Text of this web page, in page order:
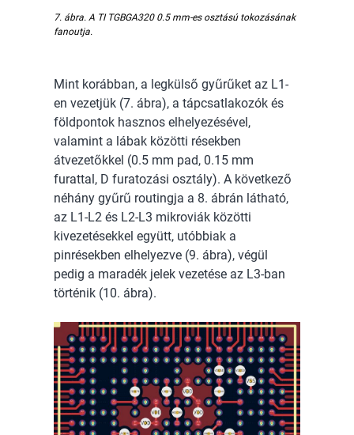
7. ábra. A TI TGBGA320 0.5 mm-es osztású tokozásának
fanoutja.
Mint korábban, a legkülső gyűrűket az L1-
en vezetjük (7. ábra), a tápcsatlakozók és
földpontok hasznos elhelyezésével,
valamint a lábak közötti résekben
átvezetőkkel (0.5 mm pad, 0.15 mm
furattal, D furatozási osztály). A következő
néhány gyűrű routingja a 8. ábrán látható,
az L1-L2 és L2-L3 mikroviák közötti
kivezetésekkel együtt, utóbbiak a
pinrésekben elhelyezve (9. ábra), végül
pedig a maradék jelek vezetése az L3-ban
történik (10. ábra).